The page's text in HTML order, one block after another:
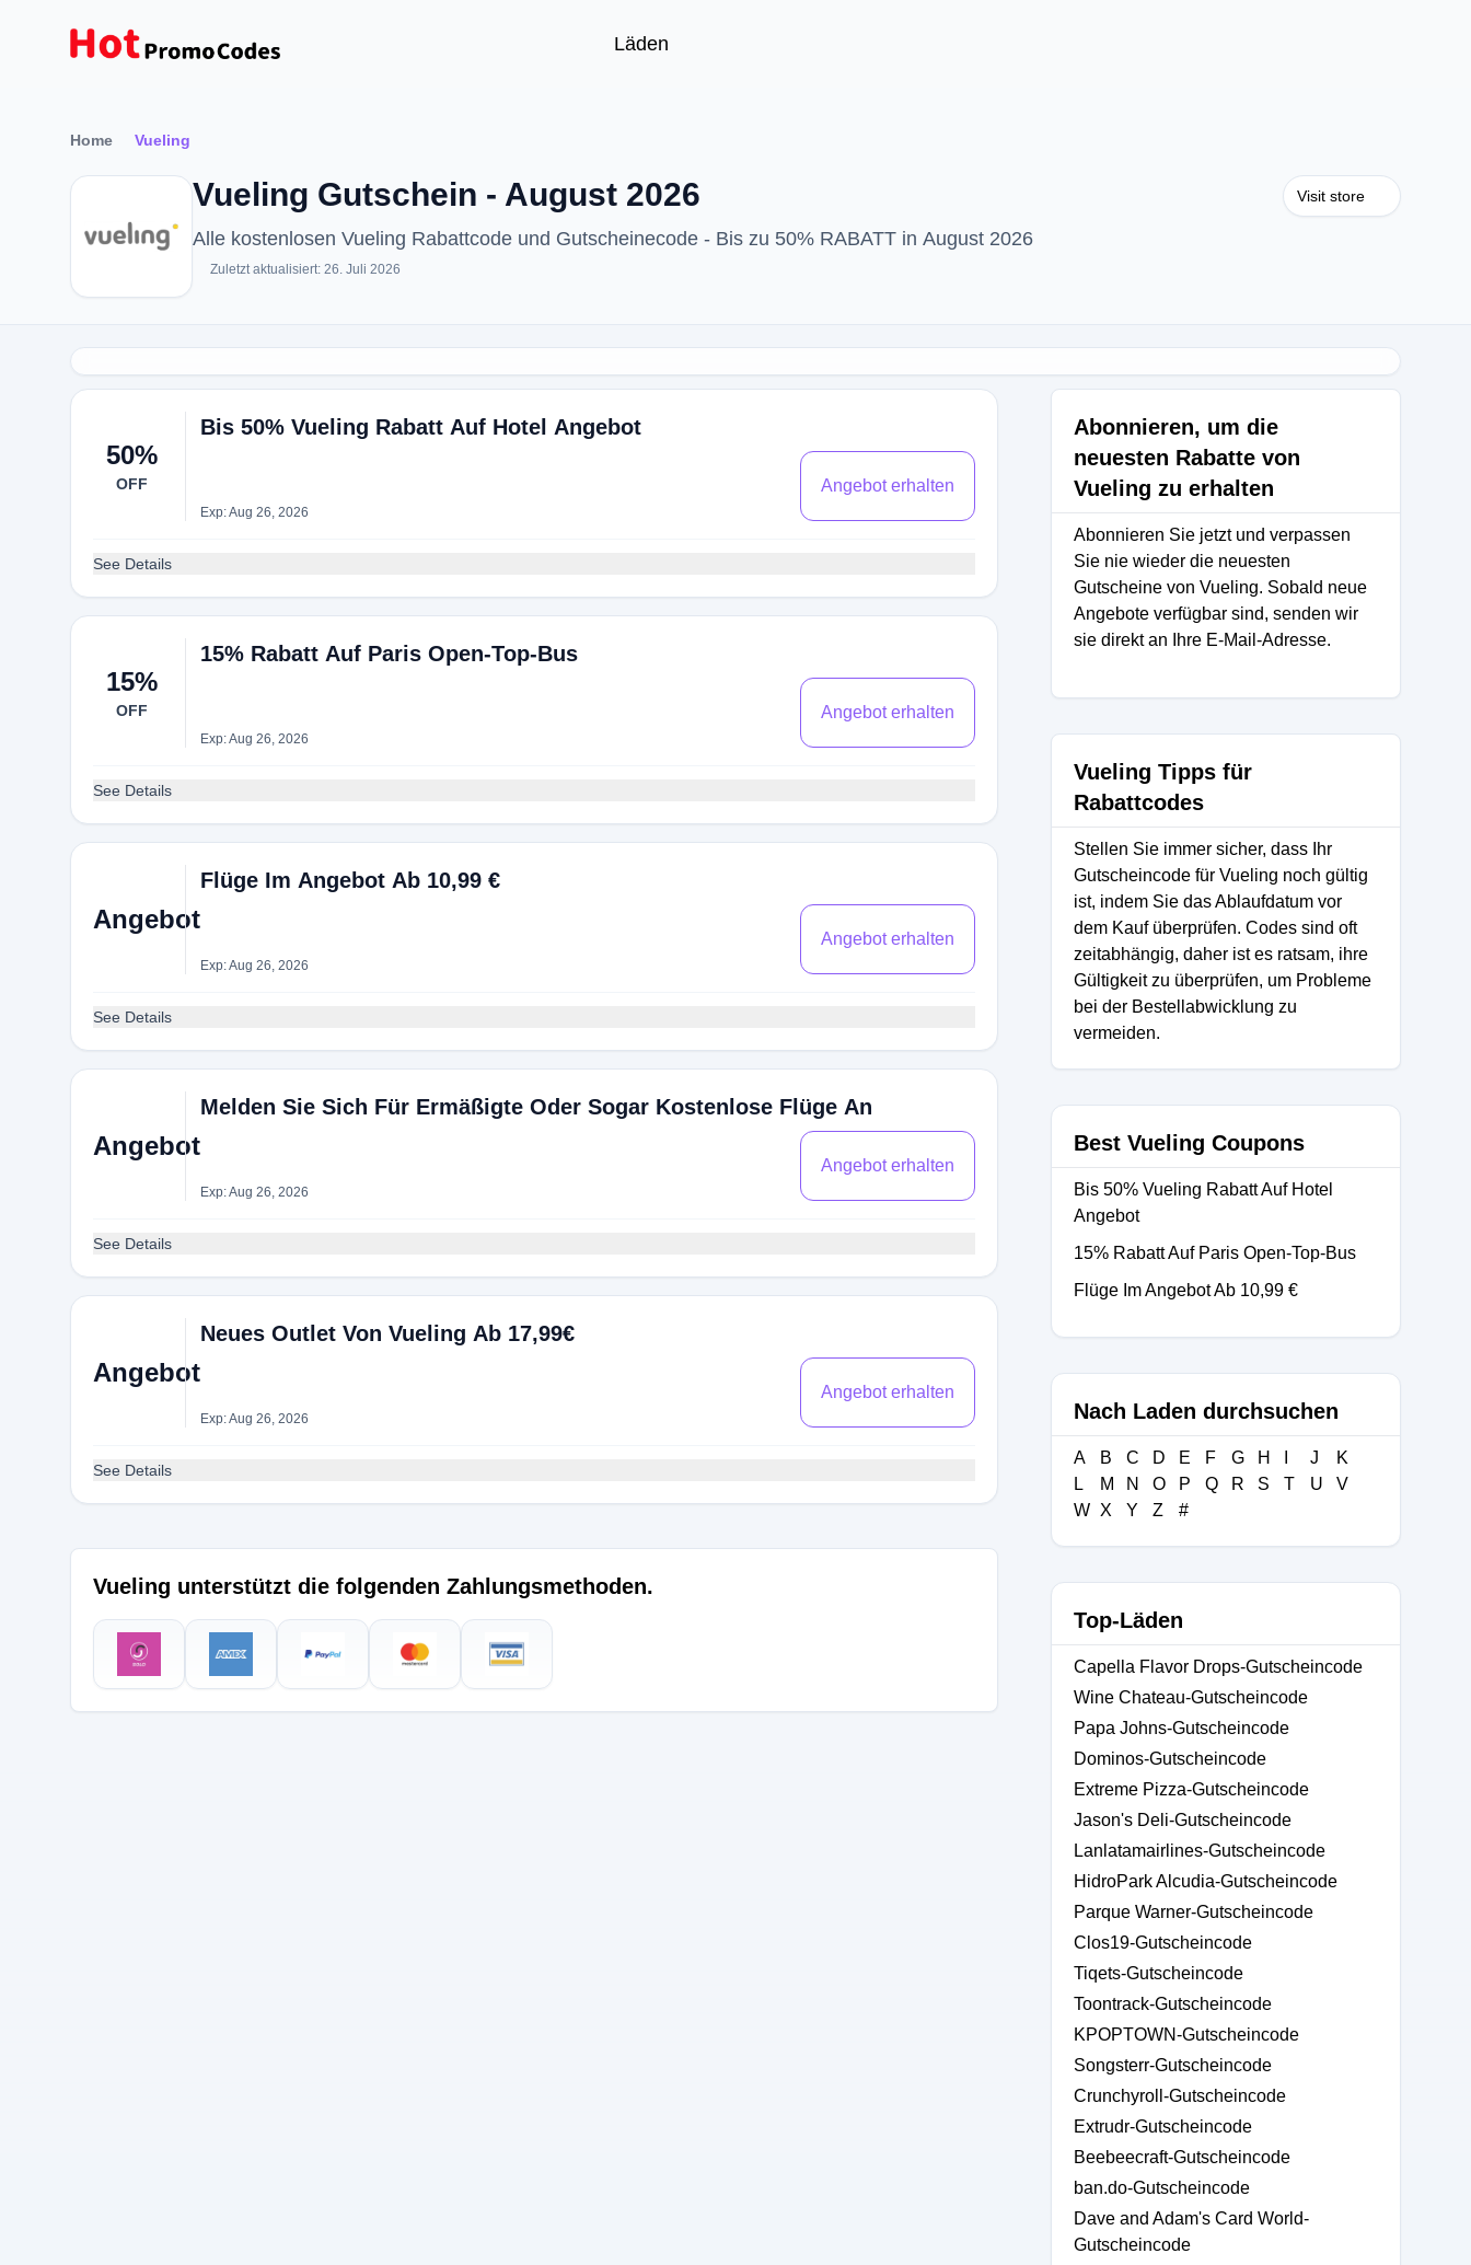
Läden
Home Vueling
Vueling Gutschein - August 2026
Alle kostenlosen Vueling Rabattcode und Gutscheinecode - Bis zu 50% RABATT in August 2026
Zuletzt aktualisiert: 26. Juli 2026
Visit store
50%
OFF
Bis 50% Vueling Rabatt Auf Hotel Angebot
Exp: Aug 26, 2026
Angebot erhalten
See Details
15%
OFF
15% Rabatt Auf Paris Open-Top-Bus
Exp: Aug 26, 2026
Angebot erhalten
See Details
Angebot
Flüge Im Angebot Ab 10,99 €
Exp: Aug 26, 2026
Angebot erhalten
See Details
Angebot
Melden Sie Sich Für Ermäßigte Oder Sogar Kostenlose Flüge An
Exp: Aug 26, 2026
Angebot erhalten
See Details
Angebot
Neues Outlet Von Vueling Ab 17,99€
Exp: Aug 26, 2026
Angebot erhalten
See Details
Vueling unterstützt die folgenden Zahlungsmethoden.
Abonnieren, um die
neuesten Rabatte von
Vueling zu erhalten
Abonnieren Sie jetzt und verpassen
Sie nie wieder die neuesten
Gutscheine von Vueling. Sobald neue
Angebote verfügbar sind, senden wir
sie direkt an Ihre E-Mail-Adresse.
Vueling Tipps für
Rabattcodes
Stellen Sie immer sicher, dass Ihr
Gutscheincode für Vueling noch gültig
ist, indem Sie das Ablaufdatum vor
dem Kauf überprüfen. Codes sind oft
zeitabhängig, daher ist es ratsam, ihre
Gültigkeit zu überprüfen, um Probleme
bei der Bestellabwicklung zu
vermeiden.
Best Vueling Coupons
Bis 50% Vueling Rabatt Auf Hotel
Angebot
15% Rabatt Auf Paris Open-Top-Bus
Flüge Im Angebot Ab 10,99 €
Nach Laden durchsuchen
A B C D E F G H J
K
L
M N O P Q R S T U
V
W X Y Z #
Top-Läden
Capella Flavor Drops-Gutscheincode
Wine Chateau-Gutscheincode
Papa Johns-Gutscheincode
Dominos-Gutscheincode
Extreme Pizza-Gutscheincode
Jason's Deli-Gutscheincode
Lanlatamairlines-Gutscheincode
HidroPark Alcudia-Gutscheincode
Parque Warner-Gutscheincode
Clos19-Gutscheincode
Tiqets-Gutscheincode
Toontrack-Gutscheincode
KPOPTOWN-Gutscheincode
Songsterr-Gutscheincode
Crunchyroll-Gutscheincode
Extrudr-Gutscheincode
Beebeecraft-Gutscheincode
ban.do-Gutscheincode
Dave and Adam's Card World-
Gutscheincode